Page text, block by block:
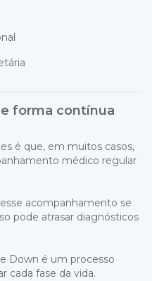
forma contínua
é que, em muitos casos,
médico regular
acompanhamento se
pode atrasar diagnósticos
Down é um processo
cada fase da vida.